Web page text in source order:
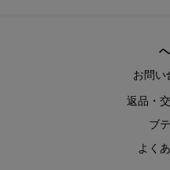
お問い
返品・
ブ
よく